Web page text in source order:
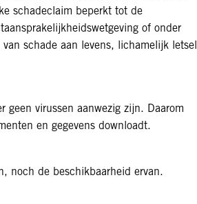
schadeclaim beperkt tot de
of onder
schade aan levens, lichamelijk letsel
virussen aanwezig zijn. Daarom
en gegevens downloadt.
noch de beschikbaarheid ervan.